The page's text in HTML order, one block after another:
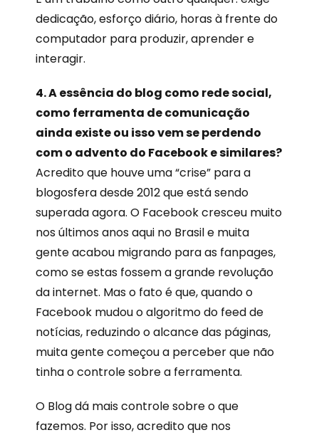
dedicação, esforço diário, horas à frente do
computador para produzir, aprender e
interagir.
4. A essência do blog como rede social,
como ferramenta de comunicação
ainda existe ou isso vem se perdendo
com o advento do Facebook e similares?
Acredito que houve uma “crise” para a
blogosfera desde 2012 que está sendo
superada agora. O Facebook cresceu muito
nos últimos anos aqui no Brasil e muita
gente acabou migrando para as fanpages,
como se estas fossem a grande revolução
da internet. Mas o fato é que, quando o
Facebook mudou o algoritmo do feed de
notícias, reduzindo o alcance das páginas,
muita gente começou a perceber que não
tinha o controle sobre a ferramenta.
O Blog dá mais controle sobre o que
fazemos. Por isso, acredito que nos